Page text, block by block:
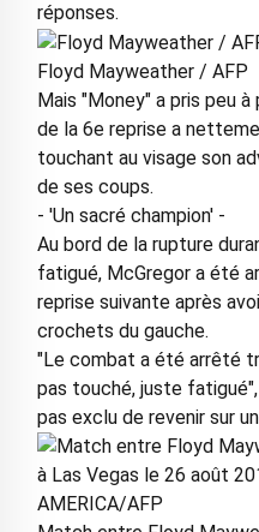
réponses.
Floyd Mayweather / AFP
Mais "Money" a pris peu
de la 6e reprise a
touchant au visage son
de ses coups.
- 'Un sacré champion' -
Au bord de la rupture
fatigué, McGregor a été
reprise suivante après
crochets du gauche.
"Le combat a été arrêté
pas touché, juste
pas exclu de revenir sur